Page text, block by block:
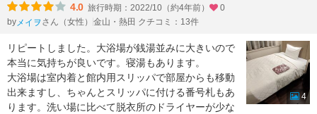
4.0 旅行時期：2022/10（約4年前）
0
by メイヲ さん（女性） 金山・熱田 クチコミ：13件
リピートしました。大浴場が銭湯並みに大きいので
本当に気持ちが良いです。寝湯もあります。
大浴場は室内着と館内用スリッパで部屋からも移動
出来ますし、ちゃんとスリッパに付ける番号札もあ
ります。洗い場に比べて脱衣所のドライヤーが少な
4